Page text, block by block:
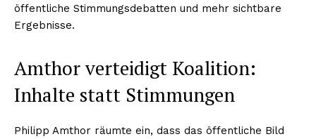
öffentliche Stimmungsdebatten und mehr sichtbare
Ergebnisse.
Amthor verteidigt Koalition:
Inhalte statt Stimmungen
Philipp Amthor räumte ein, dass das öffentliche Bild